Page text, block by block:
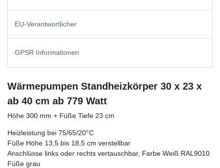
EU-Verantwortlicher
GPSR Informationen
Wärmepumpen Standheizkörper 30 x 23 x
ab 40 cm ab 779 Watt
Höhe 300 mm + Füße Tiefe 23 cm
Heizleistung bei 75/65/20°C
Füße Höhe 13,5 bis 18,5 cm verstellbar
Anschlüsse links oder rechts vertauschbar, Farbe Weiß RAL9010
Füße grau